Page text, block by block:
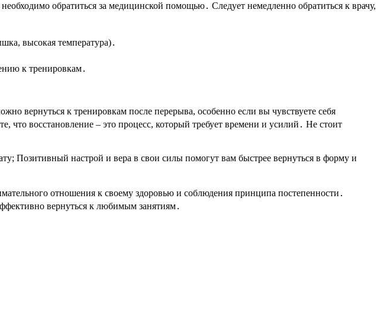
обратиться за медицинской помощью․ Следует немедленно обратиться к врачу,
высокая температура)․
к тренировкам․
вернуться к тренировкам после перерыва, особенно если вы чувствуете себя
восстановление – это процесс, который требует времени и усилий․ Не стоит
Позитивный настрой и вера в свои силы помогут вам быстрее вернуться в форму и
отношения к своему здоровью и соблюдения принципа постепенности․
вернуться к любимым занятиям․